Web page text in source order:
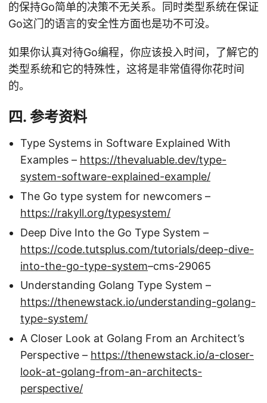
的保持Go简单的决策不无关系。同时类型系统在保证
Go这门的语言的安全性方面也是功不可没。
如果你认真对待Go编程，你应该投入时间，了解它的
类型系统和它的特殊性，这将是非常值得你花时间
的。
四. 参考资料
Type Systems in Software Explained With
Examples – https://thevaluable.dev/type-
system-software-explained-example/
The Go type system for newcomers –
https://rakyll.org/typesystem/
Deep Dive Into the Go Type System –
https://code.tutsplus.com/tutorials/deep-dive-
into-the-go-type-system–cms-29065
Understanding Golang Type System –
https://thenewstack.io/understanding-golang-
type-system/
A Closer Look at Golang From an Architect’s
Perspective – https://thenewstack.io/a-closer-
look-at-golang-from-an-architects-
perspective/